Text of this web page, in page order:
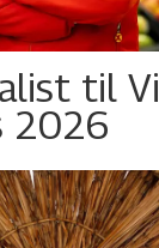
til
2026